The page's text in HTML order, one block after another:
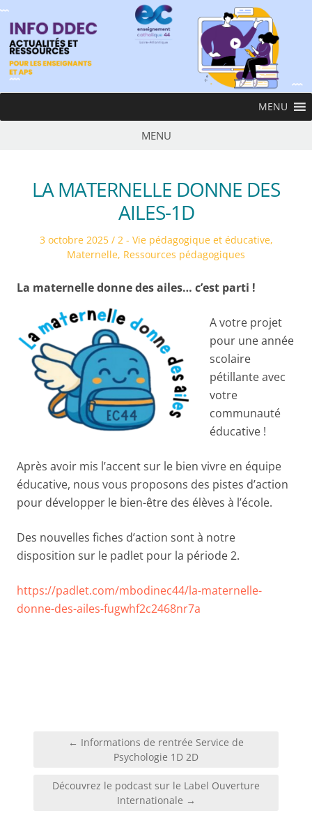
Skip
to
content
InfoDDEC
Ens
MENU
MENU
LA MATERNELLE DONNE DES
AILES-1D
Posted
3 octobre 2025
Posted
in
2 - Vie pédagogique et éducative,
Maternelle, Ressources pédagogiques
La maternelle donne des ailes… c’est parti !
A votre projet
pour une année
scolaire
pétillante avec
votre
communauté
éducative !
Après avoir mis l’accent sur le bien vivre en équipe
éducative, nous vous proposons des pistes d’action
pour développer le bien-être des élèves à l’école.
Des nouvelles fiches d’action sont à notre
disposition sur le padlet pour la période 2.
https://padlet.com/mbodinec44/la-maternelle-
donne-des-ailes-fugwhf2c2468nr7a
Navigation← Informations de rentrée Service de
Psychologie 1D 2D
Découvrez le podcast sur le Label Ouverture
Internationale →